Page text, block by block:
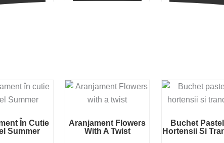
COMANDĂ
În Cutie
Summer
Aranjament Flowers
With A Twist
Buchet
Hortensii Si